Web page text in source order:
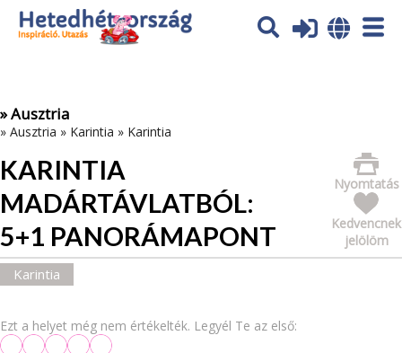
Az oldal sütiket (cookies) használ. További tájékoztatás itt:
Adatvédelmi tájékoztató
» Ausztria
» Ausztria » Karintia » Karintia
KARINTIA
MADÁRTÁVLATBÓL:
5+1 PANORÁMAPONT
Nyomtatás
Kedvencnek
jelölöm
Karintia
Ezt a helyet még nem értékelték. Legyél Te az első: